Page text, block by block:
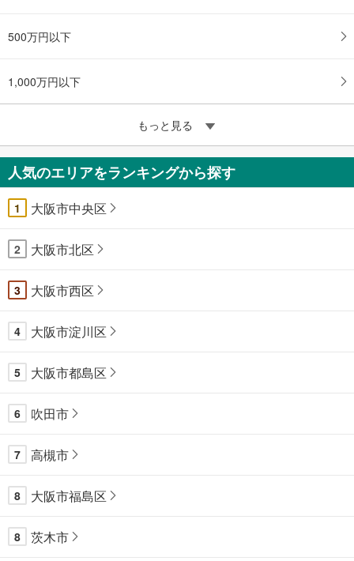
500万円以下
1,000万円以下
もっと見る
人気のエリアをランキングから探す
1 大阪市中央区
2 大阪市北区
3 大阪市西区
4 大阪市淀川区
5 大阪市都島区
6 吹田市
7 高槻市
8 大阪市福島区
8 茨木市